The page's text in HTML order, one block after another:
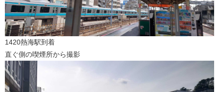
1420熱海駅到着
直ぐ側の喫煙所から撮影